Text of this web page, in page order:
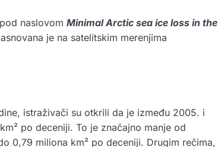
pod naslovom Minimal Arctic sea ice loss in the
je na satelitskim merenjima
istraživači su otkrili da je između 2005. i
po deceniji. To je značajno manje od
0,79 miliona km² po deceniji. Drugim rečima,